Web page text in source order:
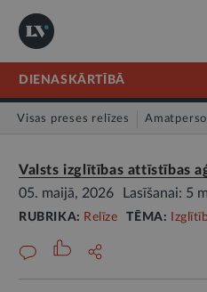
DIENASKĀRTĪBĀ
Visas preses relīzes
Valsts izglītības attīstības
05. maijā, 2026
Lasīšanai: 5
RUBRIKA: Relīze TĒMA: